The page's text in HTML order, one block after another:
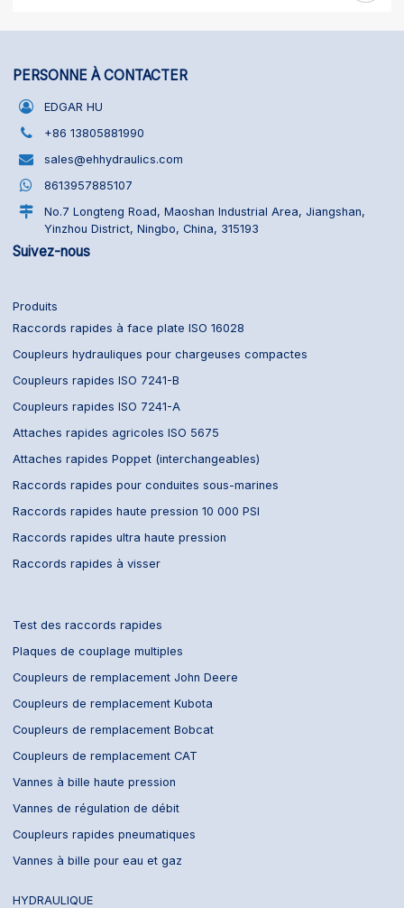
PERSONNE À CONTACTER
EDGAR HU
+86 13805881990
sales@ehhydraulics.com
8613957885107
No.7 Longteng Road, Maoshan Industrial Area, Jiangshan,
Yinzhou District, Ningbo, China, 315193
Suivez-nous
Produits
Raccords rapides à face plate ISO 16028
Coupleurs hydrauliques pour chargeuses compactes
Coupleurs rapides ISO 7241-B
Coupleurs rapides ISO 7241-A
Attaches rapides agricoles ISO 5675
Attaches rapides Poppet (interchangeables)
Raccords rapides pour conduites sous-marines
Raccords rapides haute pression 10 000 PSI
Raccords rapides ultra haute pression
Raccords rapides à visser
Test des raccords rapides
Plaques de couplage multiples
Coupleurs de remplacement John Deere
Coupleurs de remplacement Kubota
Coupleurs de remplacement Bobcat
Coupleurs de remplacement CAT
Vannes à bille haute pression
Vannes de régulation de débit
Coupleurs rapides pneumatiques
Vannes à bille pour eau et gaz
HYDRAULIQUE